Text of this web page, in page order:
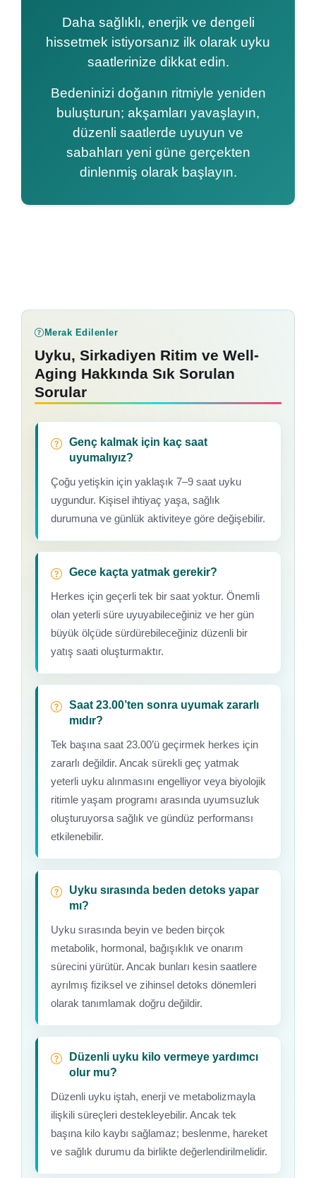
Daha sağlıklı, enerjik ve dengeli
hissetmek istiyorsanız ilk olarak uyku
saatlerinize dikkat edin.
Bedeninizi doğanın ritmiyle yeniden
buluşturun; akşamları yavaşlayın,
düzenli saatlerde uyuyun ve
sabahları yeni güne gerçekten
dinlenmiş olarak başlayın.
Merak Edilenler
Uyku, Sirkadiyen Ritim ve Well-
Aging Hakkında Sık Sorulan
Sorular
Genç kalmak için kaç saat
uyumalıyız?
Çoğu yetişkin için yaklaşık 7–9 saat uyku
uygundur. Kişisel ihtiyaç yaşa, sağlık
durumuna ve günlük aktiviteye göre değişebilir.
Gece kaçta yatmak gerekir?
Herkes için geçerli tek bir saat yoktur. Önemli
olan yeterli süre uyuyabileceğiniz ve her gün
büyük ölçüde sürdürebileceğiniz düzenli bir
yatış saati oluşturmaktır.
Saat 23.00’ten sonra uyumak zararlı
mıdır?
Tek başına saat 23.00’ü geçirmek herkes için
zararlı değildir. Ancak sürekli geç yatmak
yeterli uyku alınmasını engelliyor veya biyolojik
ritimle yaşam programı arasında uyumsuzluk
oluşturuyorsa sağlık ve gündüz performansı
etkilenebilir.
Uyku sırasında beden detoks yapar
mı?
Uyku sırasında beyin ve beden birçok
metabolik, hormonal, bağışıklık ve onarım
sürecini yürütür. Ancak bunları kesin saatlere
ayrılmış fiziksel ve zihinsel detoks dönemleri
olarak tanımlamak doğru değildir.
Düzenli uyku kilo vermeye yardımcı
olur mu?
Düzenli uyku iştah, enerji ve metabolizmayla
ilişkili süreçleri destekleyebilir. Ancak tek
başına kilo kaybı sağlamaz; beslenme, hareket
ve sağlık durumu da birlikte değerlendirilmelidir.